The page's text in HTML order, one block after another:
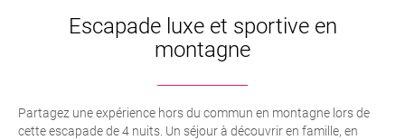
Escapade luxe et sportive en
montagne
Partagez une expérience hors du commun en montagne lors de
cette escapade de 4 nuits. Un séjour à découvrir en famille, en